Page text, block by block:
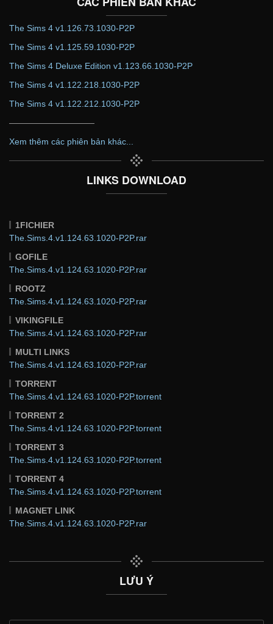
The Sims 4 v1.126.73.1030-P2P
The Sims 4 v1.125.59.1030-P2P
The Sims 4 Deluxe Edition v1.123.66.1030-P2P
The Sims 4 v1.122.218.1030-P2P
The Sims 4 v1.122.212.1030-P2P
——————————
Xem thêm các phiên bản khác...
LINKS DOWNLOAD
1FICHIER
The.Sims.4.v1.124.63.1020-P2P.rar
GOFILE
The.Sims.4.v1.124.63.1020-P2P.rar
ROOTZ
The.Sims.4.v1.124.63.1020-P2P.rar
VIKINGFILE
The.Sims.4.v1.124.63.1020-P2P.rar
MULTI LINKS
The.Sims.4.v1.124.63.1020-P2P.rar
TORRENT
The.Sims.4.v1.124.63.1020-P2P.torrent
TORRENT 2
The.Sims.4.v1.124.63.1020-P2P.torrent
TORRENT 3
The.Sims.4.v1.124.63.1020-P2P.torrent
TORRENT 4
The.Sims.4.v1.124.63.1020-P2P.torrent
MAGNET LINK
The.Sims.4.v1.124.63.1020-P2P.rar
LƯU Ý